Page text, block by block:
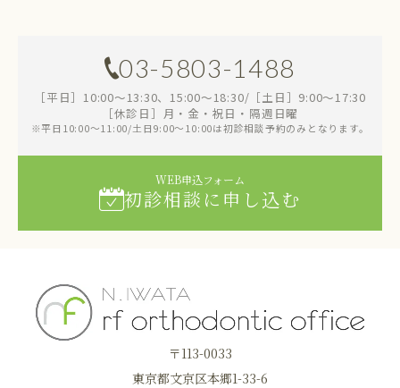
03-5803-1488
［平日］10:00～13:30、15:00～18:30/［土日］9:00～17:30
［休診日］月・金・祝日・隔週日曜
※平日10:00～11:00/土日9:00～10:00は初診相談予約のみとなります。
WEB申込フォーム
初診相談に申し込む
〒113-0033
東京都文京区本郷1-33-6